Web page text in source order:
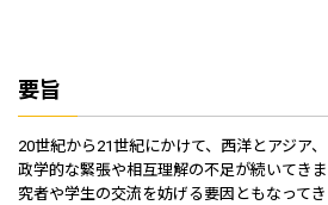
要旨
20世紀から21世紀にかけて、西洋とアジア
政学的な緊張や相互理解の不足が続いてき
究者や学生の交流を妨げる要因ともなってき